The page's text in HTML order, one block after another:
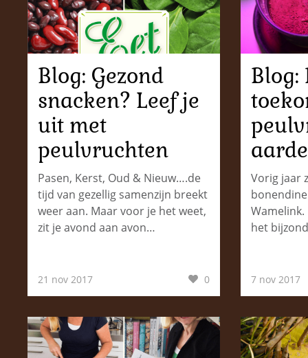
Blog: Gezond
snacken? Leef je
uit met
peulvruchten
Pasen, Kerst, Oud & Nieuw….de
tijd van gezellig samenzijn breekt
weer aan. Maar voor je het weet,
zit je avond aan avon…
21 nov 2017 0
Blog:
Vorig jaar
het
7 nov 2017